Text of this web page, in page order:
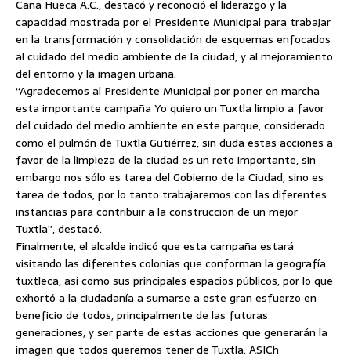
Caña Hueca A.C., destacó y reconoció el liderazgo y la
capacidad mostrada por el Presidente Municipal para trabajar
en la transformación y consolidación de esquemas enfocados
al cuidado del medio ambiente de la ciudad, y al mejoramiento
del entorno y la imagen urbana.
“Agradecemos al Presidente Municipal por poner en marcha
esta importante campaña Yo quiero un Tuxtla limpio a favor
del cuidado del medio ambiente en este parque, considerado
como el pulmón de Tuxtla Gutiérrez, sin duda estas acciones a
favor de la limpieza de la ciudad es un reto importante, sin
embargo nos sólo es tarea del Gobierno de la Ciudad, sino es
tarea de todos, por lo tanto trabajaremos con las diferentes
instancias para contribuir a la construccion de un mejor
Tuxtla”, destacó.
Finalmente, el alcalde indicó que esta campaña estará
visitando las diferentes colonias que conforman la geografía
tuxtleca, así como sus principales espacios públicos, por lo que
exhortó a la ciudadanía a sumarse a este gran esfuerzo en
beneficio de todos, principalmente de las futuras
generaciones, y ser parte de estas acciones que generarán la
imagen que todos queremos tener de Tuxtla. ASICh